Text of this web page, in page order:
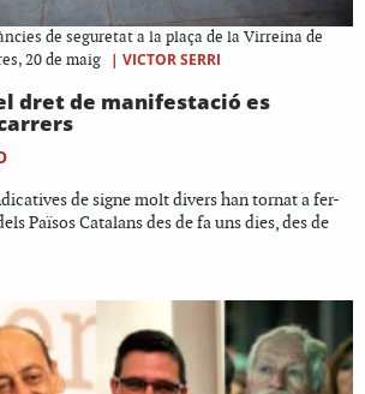
de seguretat a la plaça de la Virreina de
20 de maig
| VICTOR SERRI
dret de manifestació es
de signe molt divers han tornat a fer-
Països Catalans des de fa uns dies, des de